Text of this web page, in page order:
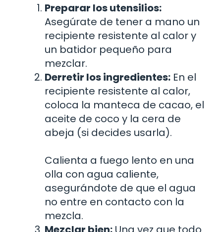
Preparar los utensilios:
Asegúrate de tener a mano un
recipiente resistente al calor y
un batidor pequeño para
mezclar.
Derretir los ingredientes: En el
recipiente resistente al calor,
coloca la manteca de cacao, el
aceite de coco y la cera de
abeja (si decides usarla).
Calienta a fuego lento en una
olla con agua caliente,
asegurándote de que el agua
no entre en contacto con la
mezcla.